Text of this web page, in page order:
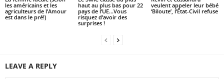
les américains et les
agriculteurs de l’Amour
est dans le pré!)
haut au plus bas pour 22
pays de l’UE…Vous
risquez d’avoir des
surprises !
veulent appeler leur bébé
‘Biloute’, l’État-Civil refuse
LEAVE A REPLY